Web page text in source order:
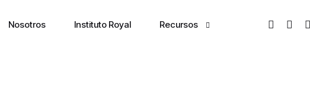
Nosotros Instituto Royal Recursos